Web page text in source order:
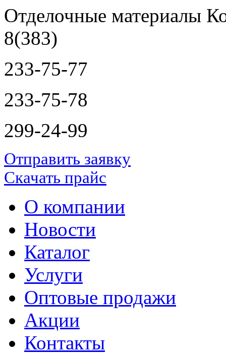
Отделочные материалы
8(383)
233-75-77
233-75-78
299-24-99
Отправить заявку
Скачать прайс
О компании
Новости
Каталог
Услуги
Оптовые продажи
Акции
Контакты